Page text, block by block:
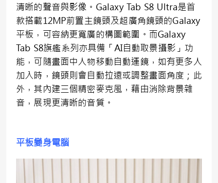
清晰的聲音與影像。Galaxy Tab S8 Ultra是首
款搭載12MP前置主鏡頭及超廣角鏡頭的Galaxy
平板，可容納更寬廣的構圖範圍。而Galaxy
Tab S8旗艦系列亦具備「AI自動取景攝影」功
能，可隨畫面中人物移動自動運鏡，如有更多人
加入時，鏡頭則會自動拉遠或調整畫面角度；此
外，其內建三個精密麥克風，藉由消除背景雜
音，展現更清晰的音質。
平板變身電腦